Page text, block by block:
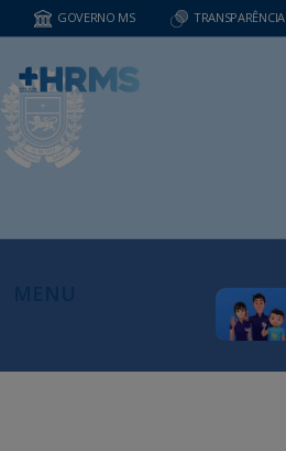
GOVERNO MS TRANSPARÊNCIA